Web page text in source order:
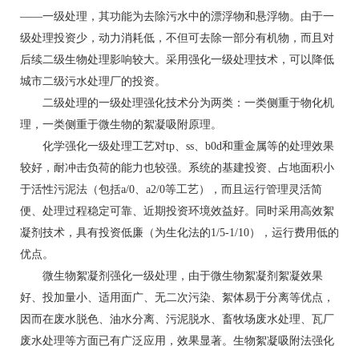
——一级处理，其功能为去除污水中的漂浮物和悬浮物。由于一
级处理投资少，动力消耗低，不但可去除一部分有机物，而且对
后续二级生物处理影响较大。采用强化一级处理技术，可以降低
城市二级污水处理厂的投资。
二级处理的一级处理强化技术分为两类：一类侧重于物化机
理，一类侧重于微生物的絮凝吸附原理。
化学强化一级处理工艺对tp、ss、b0d和重金属等的处理效果
较好，耐冲击负荷的能力也较强。系统的基建投资、占地面积小
于活性污泥法（包括a/0、a2/0等工艺），而且运行管理灵活简
便、处理过程稳定可靠、近期投资环境效益好。同时采用高效絮
凝剂技术，具有投资低廉（为生化法的1/5-1/10），运行费用低的
优点。
微生物絮凝剂强化一级处理，由于微生物絮凝剂絮凝效果
好、投加量小、适用面广、无二次污染、絮体易于分离等优点，
因而在废水脱色、油水分离、污泥脱水、畜牧场废水处理、瓦厂
废水处理等方面已有广泛应用，效果显著。生物絮凝吸附法强化